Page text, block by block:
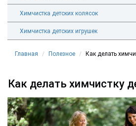
Химчистка детских колясок
Химчистка детских игрушек
Главная Полезное Как делать
Как делать химчистку